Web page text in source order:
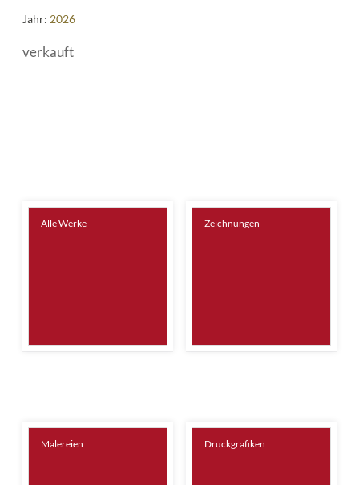
Jahr: 2026
verkauft
Alle Werke Zeichnungen
Malereien Druckgrafiken